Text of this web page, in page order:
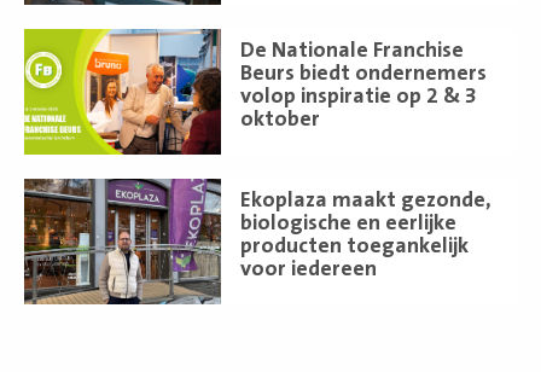
De Nationale Franchise
Beurs biedt ondernemers
volop inspiratie op 2 & 3
oktober
meer
Ekoplaza maakt gezonde,
biologische en eerlijke
producten toegankelijk
voor iedereen
Lees
meer